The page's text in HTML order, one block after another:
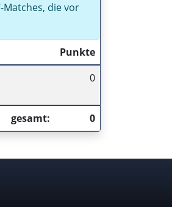
-Matches, die vor
Punkte
0
gesamt: 0